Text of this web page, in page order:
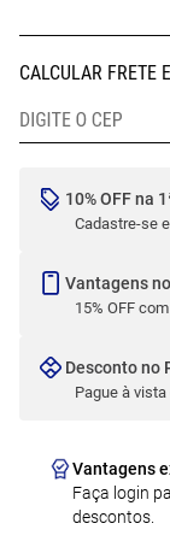
10% OFF na
Cadastre-se
Vantagens
15% OFF
Desconto no
Pague à
Vantagens
Faça login
descontos.